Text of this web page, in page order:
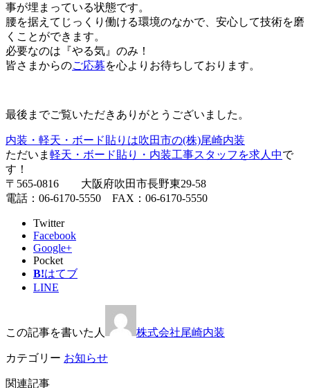
事が埋まっている状態です。
腰を据えてじっくり働ける環境のなかで、安心して技術を磨
くことができます。
必要なのは『やる気』のみ！
皆さまからのご応募を心よりお待ちしております。
最後までご覧いただきありがとうございました。
内装・軽天・ボード貼りは吹田市の(株)尾崎内装
ただいま 軽天・ボード貼り・内装工事スタッフを求人中で
す！
〒565-0816 大阪府吹田市長野東29-58
電話：06-6170-5550 FAX：06-6170-5550
Twitter
Facebook
Google+
Pocket
B!はてブ
LINE
この記事を書いた人 株式会社尾崎内装
カテゴリー お知らせ
関連記事